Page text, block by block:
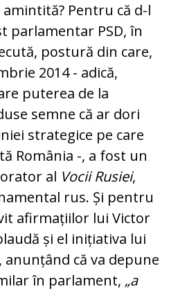
Pentru că d-l
parlamentar PSD, în
postură din care,
2014 - adică,
puterea de la
semne că ar dori
strategice pe care
România -, a fost un
al Vocii Rusiei,
rus. Și pentru
afirmațiilor lui Victor
și el inițiativa lui
că va depune
în parlament, „a